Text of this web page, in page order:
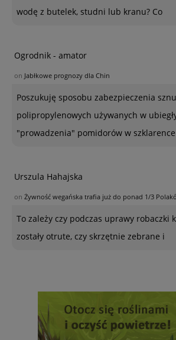
wodę z butelek, studni lub kranu? Co
Ogrodnik - amator
on Jabłkowe prognozy dla Chin
Poszukuję sposobu zabezpieczenia
polipropylenowych używanych w
"prowadzenia" pomidorów w
Urszula Hahajska
on Żywność wegańska trafia już do ponad 1/3
To zależy czy podczas uprawy robaczki
zostały otrute, czy skrzętnie zebrane i